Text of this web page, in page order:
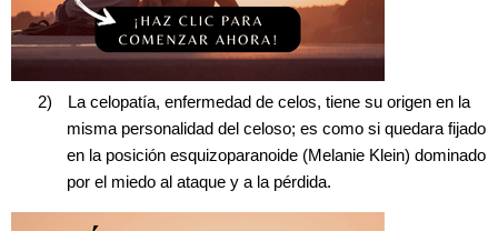
2)
La celopatía, enfermedad de celos, tiene su origen en la
misma personalidad del celoso; es como si quedara fijado
en la posición esquizoparanoide (Melanie Klein) dominado
por el miedo al ataque y a la pérdida.